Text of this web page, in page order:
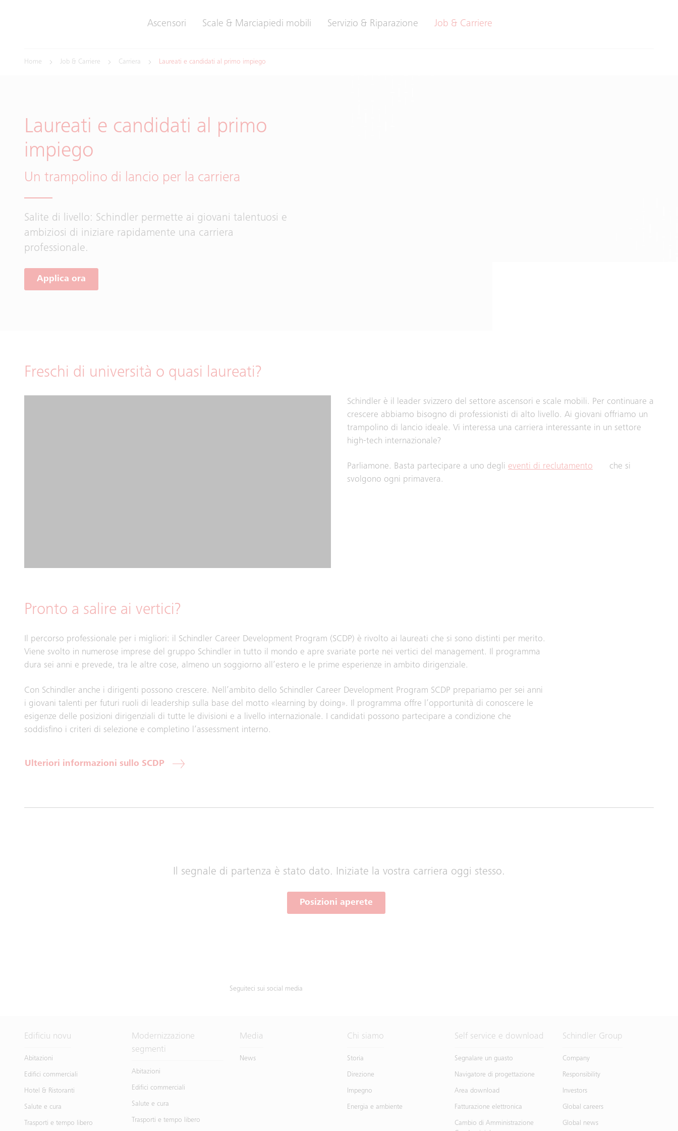
Ascensori Scale & Marciapiedi mobili Servizio & Riparazione Job & Carriere
Home Job & Carriere Carriera Laureati e candidati al primo impiego
Laureati e candidati al primo
impiego
Un trampolino di lancio per la carriera
Salite di livello: Schindler permette ai giovani talentuosi e
ambiziosi di iniziare rapidamente una carriera
professionale.
Applica ora
Freschi di università o quasi laureati?
Schindler è il leader svizzero del settore ascensori e scale mobili. Per continuare a
crescere abbiamo bisogno di professionisti di alto livello. Ai giovani offriamo un
trampolino di lancio ideale. Vi interessa una carriera interessante in un settore
high-tech internazionale?
Parliamone. Basta partecipare a uno degli eventi di reclutamento
che si
svolgono ogni primavera.
Pronto a salire ai vertici?
Il percorso professionale per i migliori: il Schindler Career Development Program (SCDP) è rivolto ai laureati che si sono distinti per merito.
Viene svolto in numerose imprese del gruppo Schindler in tutto il mondo e apre svariate porte nei vertici del management. Il programma
dura sei anni e prevede, tra le altre cose, almeno un soggiorno all’estero e le prime esperienze in ambito dirigenziale.
Con Schindler anche i dirigenti possono crescere. Nell’ambito dello Schindler Career Development Program SCDP prepariamo per sei anni
i giovani talenti per futuri ruoli di leadership sulla base del motto «learning by doing». Il programma offre l’opportunità di conoscere le
esigenze delle posizioni dirigenziali di tutte le divisioni e a livello internazionale. I candidati possono partecipare a condizione che
soddisfino i criteri di selezione e completino l’assessment interno.
Ulteriori informazioni sullo SCDP
Il segnale di partenza è stato dato. Iniziate la vostra carriera oggi stesso.
Posizioni aperete
Seguiteci sui social media
Edificiu novu
Abitazioni
Edifici commerciali
Hotel & Ristoranti
Salute e cura
Trasporti e tempo libero
Modernizzazione
segmenti
Abitazioni
Edifici commerciali
Salute e cura
Trasporti e tempo libero
Media
News
Chi siamo
Storia
Direzione
Impegno
Energia e ambiente
Self service e download
Segnalare un guasto
Navigatore di progettazione
Area download
Fatturazione elettronica
Cambio di Amministrazione
Schindler Group
Company
Responsibility
Investors
Global careers
Global news